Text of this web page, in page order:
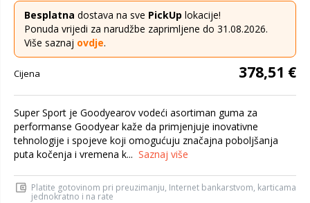
Besplatna dostava na sve PickUp lokacije!
Ponuda vrijedi za narudžbe zaprimljene do 31.08.2026.
Više saznaj ovdje.
Cijena 378,51 €
Super Sport je Goodyearov vodeći asortiman guma za
performanse Goodyear kaže da primjenjuje inovativne
tehnologije i spojeve koji omogućuju značajna poboljšanja
puta kočenja i vremena k... Saznaj više
Platite gotovinom pri preuzimanju, Internet bankarstvom, karticama
jednokratno i na rate